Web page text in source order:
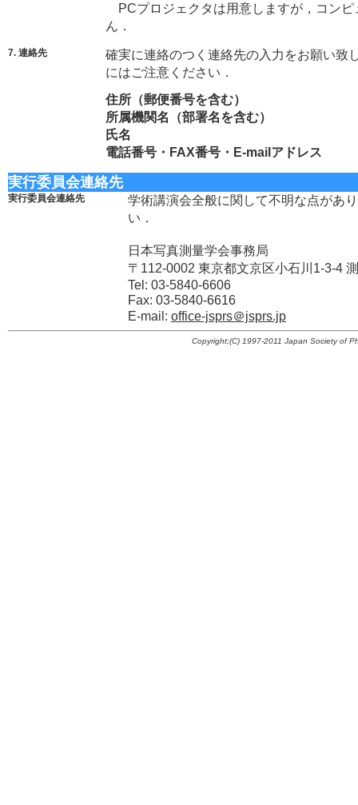
PCプロジェクタは用意しますが，コン
ん．
7. 連絡先
確実に連絡のつく連絡先の入力をお願い致
にはご注意ください．
住所（郵便番号を含む）
所属機関名（部署名を含む）
氏名
電話番号・FAX番号・E-mailアドレス
実行委員会連絡先
実行委員会連絡先
学術講演会全般に関して不明な点があ
い．
日本写真測量学会事務局
〒112-0002 東京都文京区小石川1-3-4
Tel: 03-5840-6606
Fax: 03-5840-6616
E-mail: office-jsprs＠jsprs.jp
Copyright:(C) 1997-2011 Japan Society of